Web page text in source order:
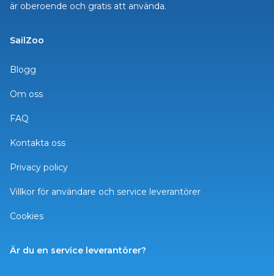
är oberoende och gratis att använda.
SailZoo
Blogg
Om oss
FAQ
Kontakta oss
Privacy policy
Villkor för användare och service leverantörer
Cookies
Är du en service leverantörer?